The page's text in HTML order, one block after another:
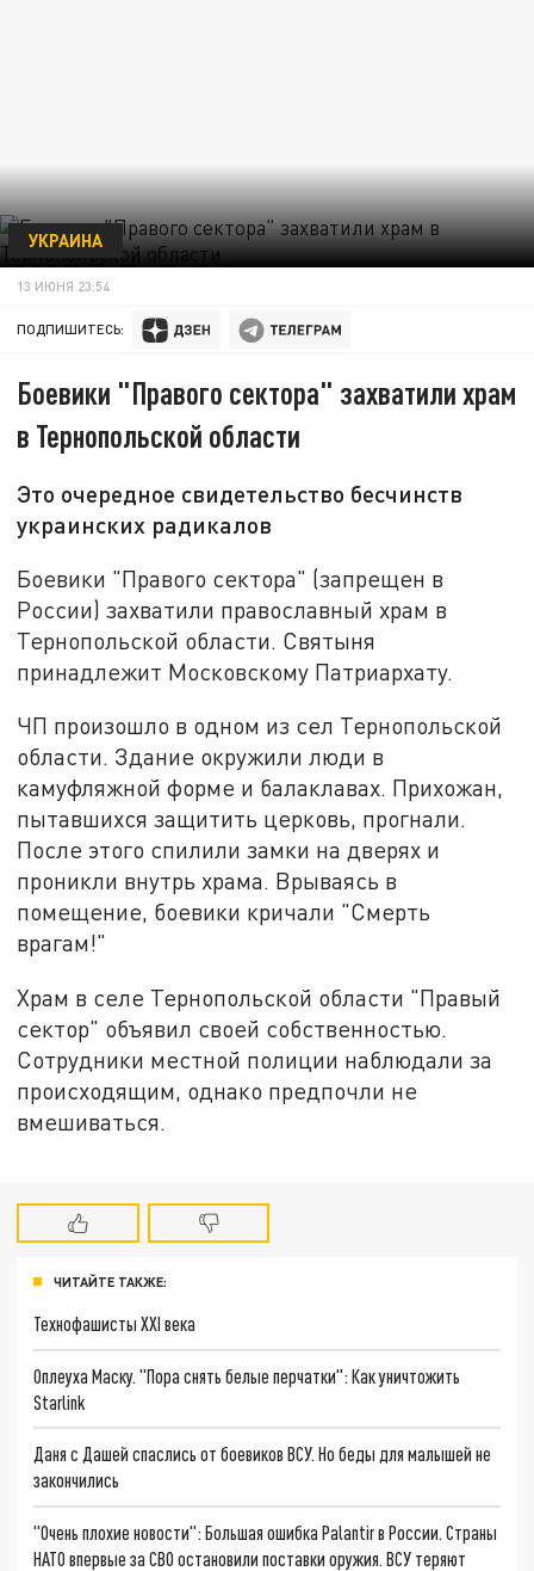
УКРАИНА
13 ИЮНЯ 23:54
ПОДПИШИТЕСЬ:
Боевики "Правого сектора" захватили храм
в Тернопольской области
Это очередное свидетельство бесчинств
украинских радикалов
Боевики "Правого сектора" (запрещен в
России) захватили православный храм в
Тернопольской области. Святыня
принадлежит Московскому Патриархату.
ЧП произошло в одном из сел Тернопольской
области. Здание окружили люди в
камуфляжной форме и балаклавах. Прихожан,
пытавшихся защитить церковь, прогнали.
После этого спилили замки на дверях и
проникли внутрь храма. Врываясь в
помещение, боевики кричали "Смерть
врагам!"
Храм в селе Тернопольской области "Правый
сектор" объявил своей собственностью.
Сотрудники местной полиции наблюдали за
происходящим, однако предпочли не
вмешиваться.
ЧИТАЙТЕ ТАКЖЕ:
Технофашисты XXI века
Оплеуха Маску. "Пора снять белые перчатки": Как уничтожить
Starlink
Даня с Дашей спаслись от боевиков ВСУ. Но беды для малышей не
закончились
"Очень плохие новости": Большая ошибка Palantir в России. Страны
НАТО впервые за СВО остановили поставки оружия. ВСУ теряют